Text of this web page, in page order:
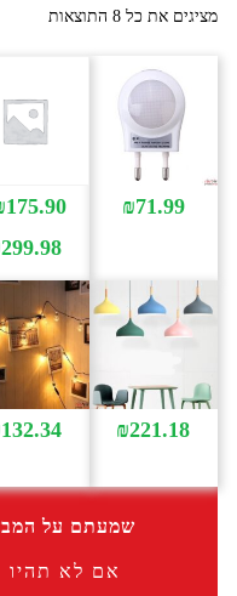
מציגים את כל ⁦8⁩ התוצאות
ממוין
העדכני
ביותר
₪71.99
175.90
299.98
₪221.18
132.34
שמעתם על
אם לא תהיו